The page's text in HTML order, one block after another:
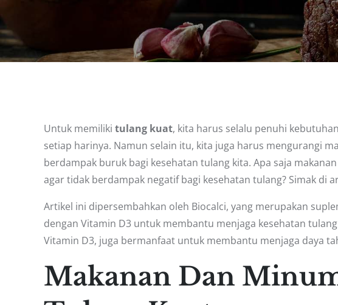
Untuk memiliki tulang kuat, kita harus selalu penuhi
setiap harinya. Namun selain itu, kita juga harus mengurangi
berdampak buruk bagi kesehatan tulang kita. Apa saja
agar tidak berdampak negatif bagi kesehatan tulang? Simak di
Artikel ini dipersembahkan oleh Biocalci, yang merupakan
dengan Vitamin D3 untuk membantu menjaga kesehatan
Vitamin D3, juga bermanfaat untuk membantu menjaga daya
Makanan Dan